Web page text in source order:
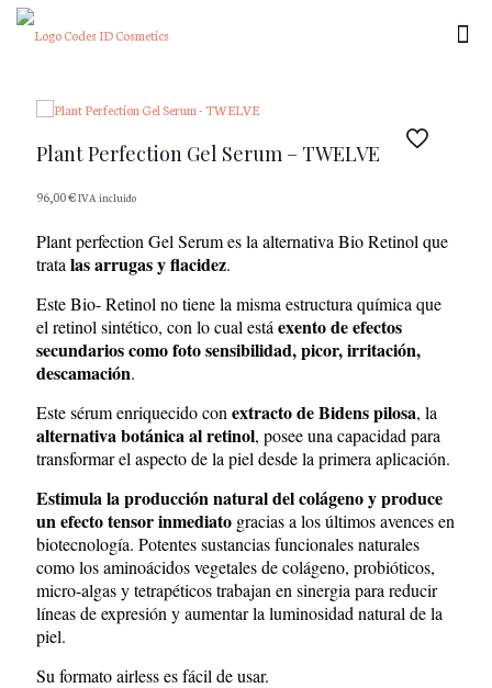
Plant Perfection Gel Serum – TWELVE
96,00€IVA incluido
Plant perfection Gel Serum es la alternativa Bio Retinol que
trata las arrugas y flacidez.
Este Bio- Retinol no tiene la misma estructura química que
el retinol sintético, con lo cual está exento de efectos
secundarios como foto sensibilidad, picor, irritación,
descamación.
Este sérum enriquecido con extracto de Bidens pilosa, la
alternativa botánica al retinol, posee una capacidad para
transformar el aspecto de la piel desde la primera aplicación.
Estimula la producción natural del colágeno y produce
un efecto tensor inmediato gracias a los últimos avences en
biotecnología. Potentes sustancias funcionales naturales
como los aminoácidos vegetales de colágeno, probióticos,
micro-algas y tetrapéticos trabajan en sinergia para reducir
líneas de expresión y aumentar la luminosidad natural de la
piel.
Su formato airless es fácil de usar.